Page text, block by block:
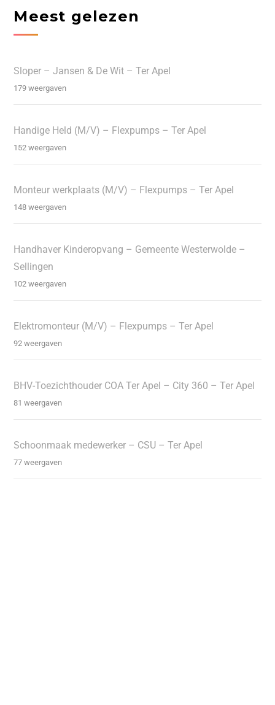
Meest gelezen
Sloper – Jansen & De Wit – Ter Apel
179 weergaven
Handige Held (M/V) – Flexpumps – Ter Apel
152 weergaven
Monteur werkplaats (M/V) – Flexpumps – Ter Apel
148 weergaven
Handhaver Kinderopvang – Gemeente Westerwolde –
Sellingen
102 weergaven
Elektromonteur (M/V) – Flexpumps – Ter Apel
92 weergaven
BHV-Toezichthouder COA Ter Apel – City 360 – Ter Apel
81 weergaven
Schoonmaak medewerker – CSU – Ter Apel
77 weergaven